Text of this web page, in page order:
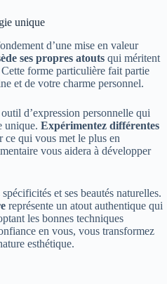
unique
d’une mise en valeur
ses propres atouts qui méritent
forme particulière fait partie
et de votre charme personnel.
d’expression personnelle qui
unique. Expérimentez différentes
ce qui vous met le plus en
vous aidera à développer
et ses beautés naturelles.
représente un atout authentique qui
les bonnes techniques
en vous, vous transformez
esthétique.